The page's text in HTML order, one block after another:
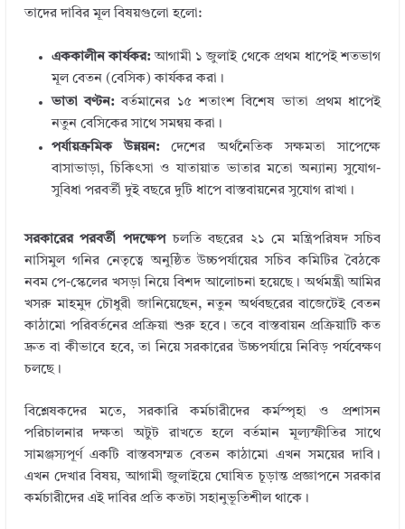
তাদের দাবির মূল বিষয়গুলো হলো:
এককালীন কার্যকর:আগামী ১ জুলাই থেকে প্রথম ধাপেই শতভাগ
মূল বেতন (বেসিক) কার্যকর করা।
ভাতা বণ্টন:বর্তমানের ১৫ শতাংশ বিশেষ ভাতা প্রথম ধাপেই
নতুন বেসিকের সাথে সমন্বয় করা।
পর্যায়ক্রমিক উন্নয়ন:দেশের অর্থনৈতিক সক্ষমতা সাপেক্ষে
বাসাভাড়া, চিকিৎসা ও যাতায়াত ভাতার মতো অন্যান্য সুযোগ-
সুবিধা পরবর্তী দুই বছরে দুটি ধাপে বাস্তবায়নের সুযোগ রাখা।
সরকারের পরবর্তী পদক্ষেপচলতি বছরের ২১ মে মন্ত্রিপরিষদ সচিব
নাসিমুল গনির নেতৃত্বে অনুষ্ঠিত উচ্চপর্যায়ের সচিব কমিটির বৈঠকে
নবম পে-স্কেলের খসড়া নিয়ে বিশদ আলোচনা হয়েছে। অর্থমন্ত্রী আমির
খসরু মাহমুদ চৌধুরী জানিয়েছেন, নতুন অর্থবছরের বাজেটেই বেতন
কাঠামো পরিবর্তনের প্রক্রিয়া শুরু হবে। তবে বাস্তবায়ন প্রক্রিয়াটি কত
দ্রুত বা কীভাবে হবে, তা নিয়ে সরকারের উচ্চপর্যায়ে নিবিড় পর্যবেক্ষণ
চলছে।
বিশ্লেষকদের মতে, সরকারি কর্মচারীদের কর্মস্পৃহা ও প্রশাসন
পরিচালনার দক্ষতা অটুট রাখতে হলে বর্তমান মূল্যস্ফীতির সাথে
সামঞ্জস্যপূর্ণ একটি বাস্তবসম্মত বেতন কাঠামো এখন সময়ের দাবি।
এখন দেখার বিষয়, আগামী জুলাইয়ে ঘোষিত চূড়ান্ত প্রজ্ঞাপনে সরকার
কর্মচারীদের এই দাবির প্রতি কতটা সহানুভূতিশীল থাকে।